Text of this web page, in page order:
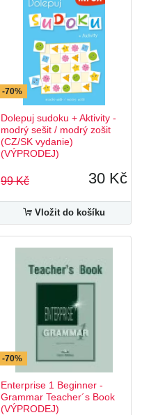
-70%
Dolepuj sudoku + Aktivity -
modrý sešit / modrý zošit
(CZ/SK vydanie)
(VÝPRODEJ)
99 Kč 30 Kč
Vložit do košíku
-70%
Enterprise 1 Beginner -
Grammar Teacher´s Book
(VÝPRODEJ)